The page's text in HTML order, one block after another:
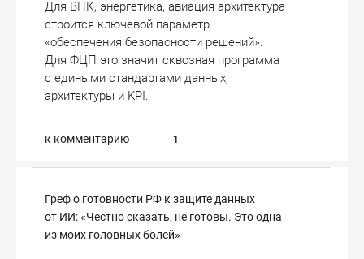
Для ВПК, энергетика, авиация архитектура
строится ключевой параметр
«обеспечения безопасности решений».
Для ФЦП это значит сквозная программа
с едиными стандартами данных,
архитектуры и KPI.
к комментарию 1
Греф о готовности РФ к защите данных
от ИИ: «Честно сказать, не готовы. Это одна
из моих головных болей»